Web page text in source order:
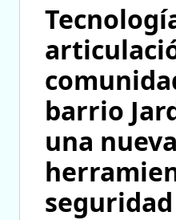
barrio
una nueva
seguridad